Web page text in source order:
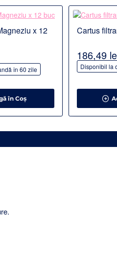
x 12
în 60 zile
în Coş
Detalii
Cartus
Disponibil la
186,49